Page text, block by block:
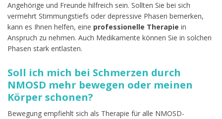
Angehörige und Freunde hilfreich sein. Sollten Sie bei sich
vermehrt Stimmungstiefs oder depressive Phasen bemerken,
kann es Ihnen helfen, eine professionelle Therapie in
Anspruch zu nehmen. Auch Medikamente können Sie in solchen
Phasen stark entlasten.
Soll ich mich bei Schmerzen durch
NMOSD mehr bewegen oder meinen
Körper schonen?
Bewegung empfiehlt sich als Therapie für alle NMOSD-